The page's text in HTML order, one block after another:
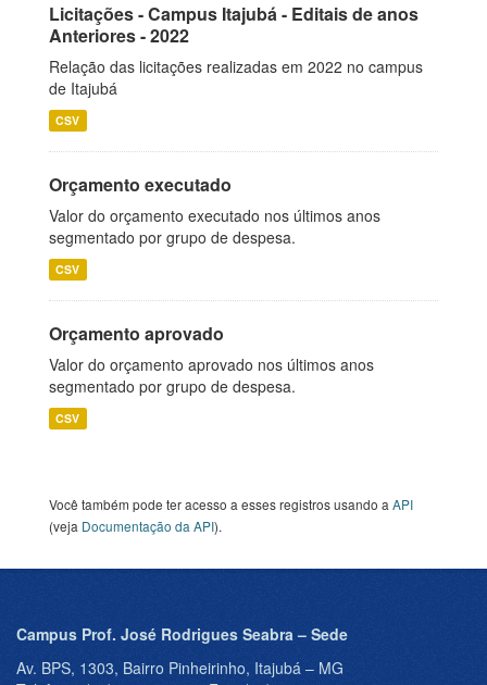
Licitações - Campus Itajubá - Editais de anos
Anteriores - 2022
Relação das licitações realizadas em 2022 no campus
de Itajubá
CSV
Orçamento executado
Valor do orçamento executado nos últimos anos
segmentado por grupo de despesa.
CSV
Orçamento aprovado
Valor do orçamento aprovado nos últimos anos
segmentado por grupo de despesa.
CSV
Você também pode ter acesso a esses registros usando a API
(veja Documentação da API).
Campus Prof. José Rodrigues Seabra – Sede
Av. BPS, 1303, Bairro Pinheirinho, Itajubá – MG